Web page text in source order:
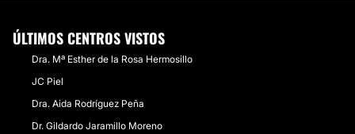
ÚLTIMOS CENTROS VISTOS
Dra. Mª Esther de la Rosa Hermosillo
JC Piel
Dra. Aida Rodríguez Peña
Dr. Gildardo Jaramillo Moreno